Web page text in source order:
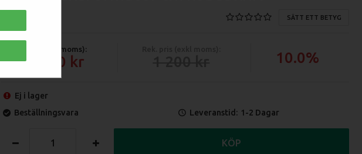
SÄTT ETT BETYG
Pris (exkl moms):
1 080 10.0%
Ej i lager
Beställningsvara
Leveranstid: 1-2 Dagar
KÖP